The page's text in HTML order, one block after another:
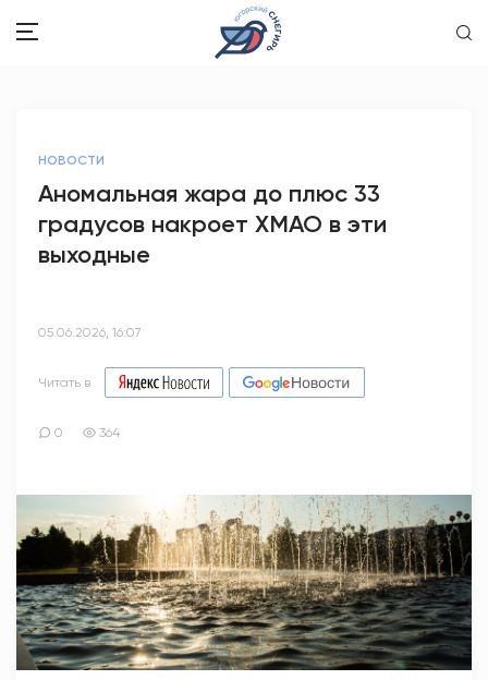
ОБРАЗОВАНИЕ
СПОРТ
АНТИТЕРРОР
НОВОСТИ
ОФИЦИАЛЬНО
НОВОСТИ
Аномальная жара до плюс 33
градусов накроет ХМАО в эти
выходные
05.06.2026, 16:07
Читать в
0 364